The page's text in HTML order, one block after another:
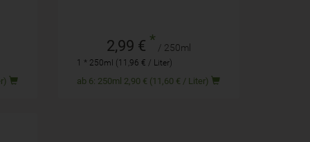
2,99 € * / 250ml
1 * 250ml (11,96 € / Liter)
ab 6: 250ml 2,90 € (11,60 € / Liter)